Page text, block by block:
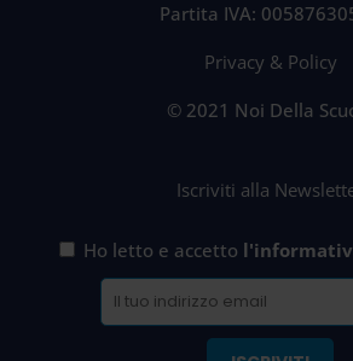
Partita IVA:
Privacy & Policy
© 2021 Noi Della
Iscriviti alla
Ho letto e accetto